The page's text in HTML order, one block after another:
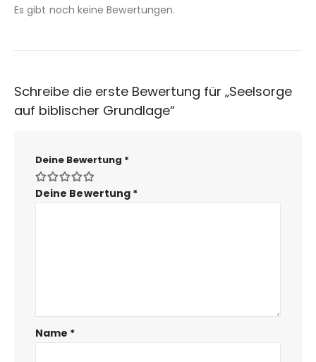
Es gibt noch keine Bewertungen.
Schreibe die erste Bewertung für „Seelsorge
auf biblischer Grundlage“
Deine Bewertung *
Deine Bewertung *
Name *